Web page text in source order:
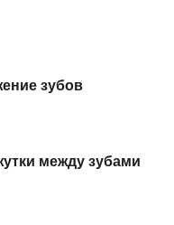
зубов
между зубами